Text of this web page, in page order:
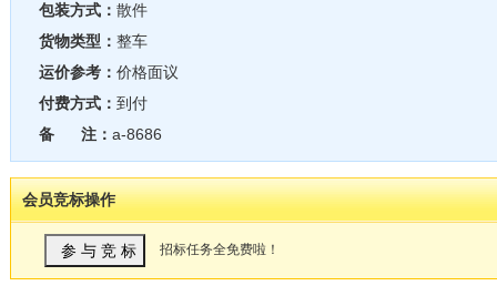
包装方式： 散件
货物类型： 整车
运价参考： 价格面议
付费方式： 到付
备 注： a-8686
会员竞标操作
招标任务全免费啦！